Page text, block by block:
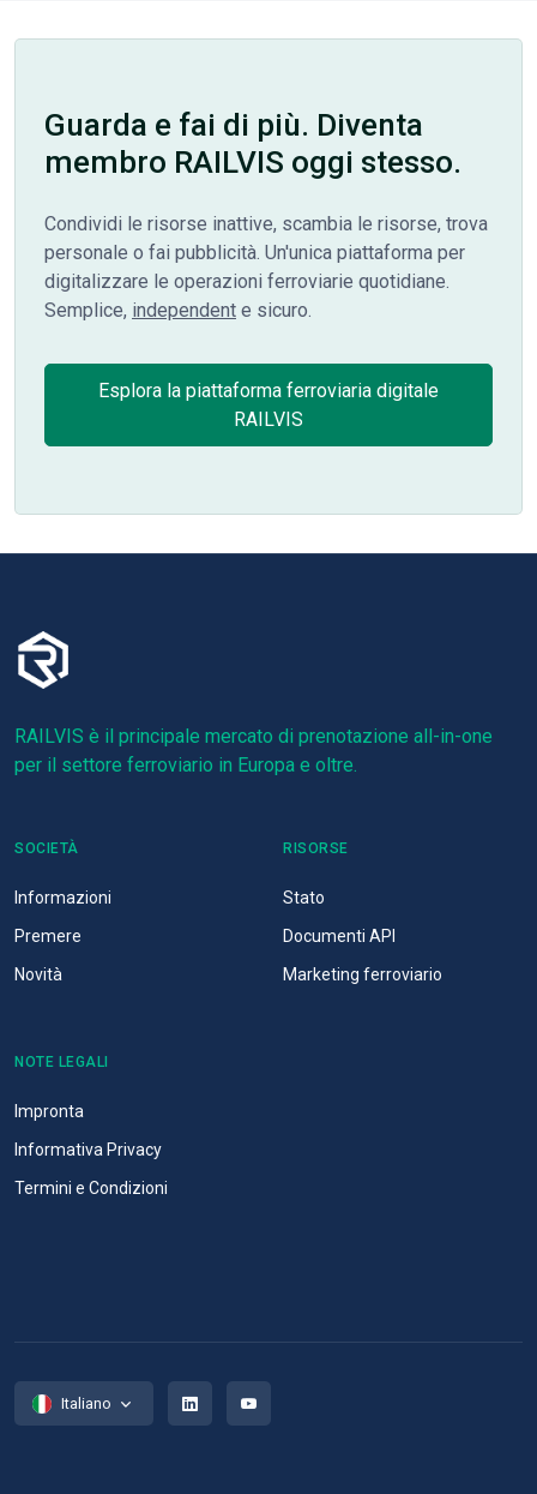
Guarda e fai di più. Diventa
membro RAILVIS oggi stesso.
Condividi le risorse inattive, scambia le risorse, trova
personale o fai pubblicità. Un'unica piattaforma per
digitalizzare le operazioni ferroviarie quotidiane.
Semplice, independent e sicuro.
Esplora la piattaforma ferroviaria digitale
RAILVIS
RAILVIS è il principale mercato di prenotazione all-in-one
per il settore ferroviario in Europa e oltre.
SOCIETÀ
Informazioni
Premere
Novità
RISORSE
Stato
Documenti API
Marketing ferroviario
NOTE LEGALI
Impronta
Informativa Privacy
Termini e Condizioni
Italiano